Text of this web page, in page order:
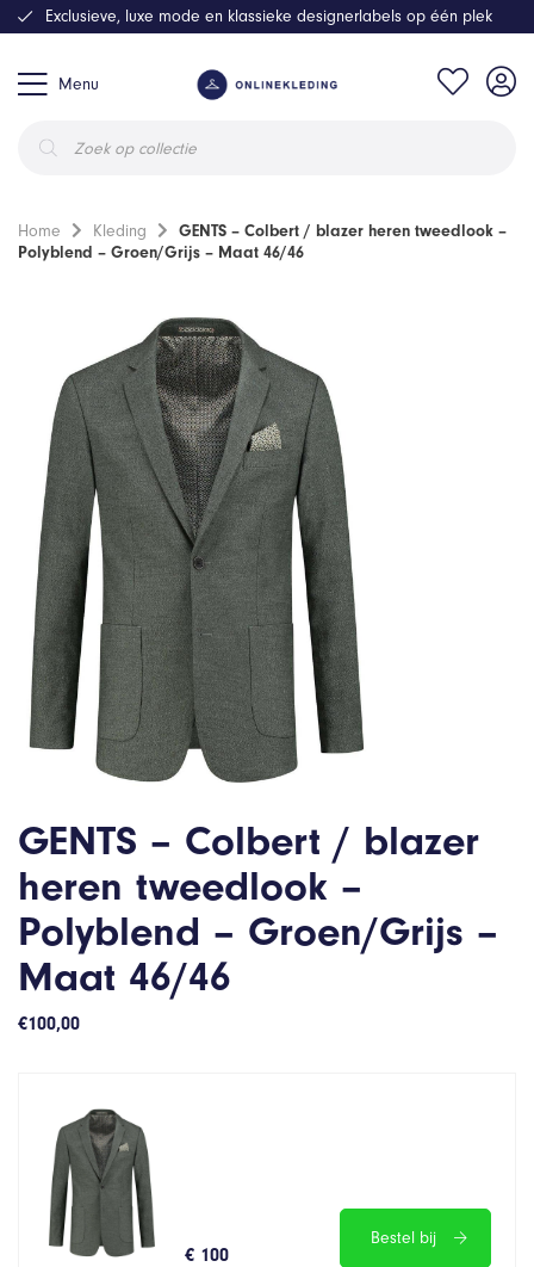
Menu
zoeken
Exclusieve, luxe mode en klassieke designerlabels op één plek
Home Kleding
GENTS – Colbert / blazer heren tweedlook –
Polyblend – Groen/Grijs – Maat 46/46
GENTS – Colbert / blazer
heren tweedlook –
Polyblend – Groen/Grijs –
Maat 46/46
€100,00
€ 100
Bestel bij